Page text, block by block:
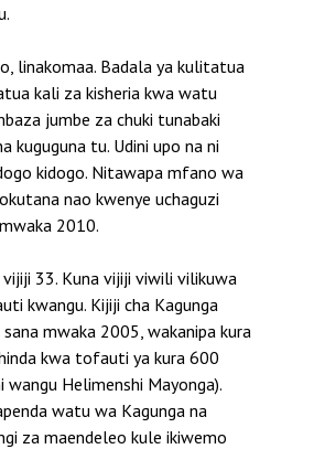
linakomaa. Badala ya kulitatua
kali za kisheria kwa watu
jumbe za chuki tunabaki
kuguguna tu. Udini upo na ni
kidogo. Nitawapa mfano wa
nao kwenye uchaguzi
2010.
33. Kuna vijiji viwili vilikuwa
kwangu. Kijiji cha Kagunga
mwaka 2005, wakanipa kura
kwa tofauti ya kura 600
wangu Helimenshi Mayonga).
watu wa Kagunga na
za maendeleo kule ikiwemo